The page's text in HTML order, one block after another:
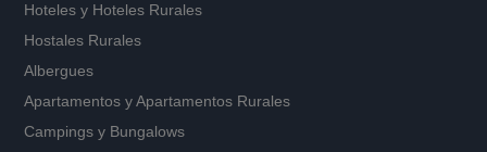
Hoteles y Hoteles Rurales
Hostales Rurales
Albergues
Apartamentos yApartamentos Rurales
Campings y Bungalows